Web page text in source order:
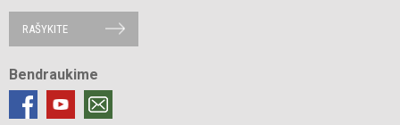
RAŠYKITE
Bendraukime